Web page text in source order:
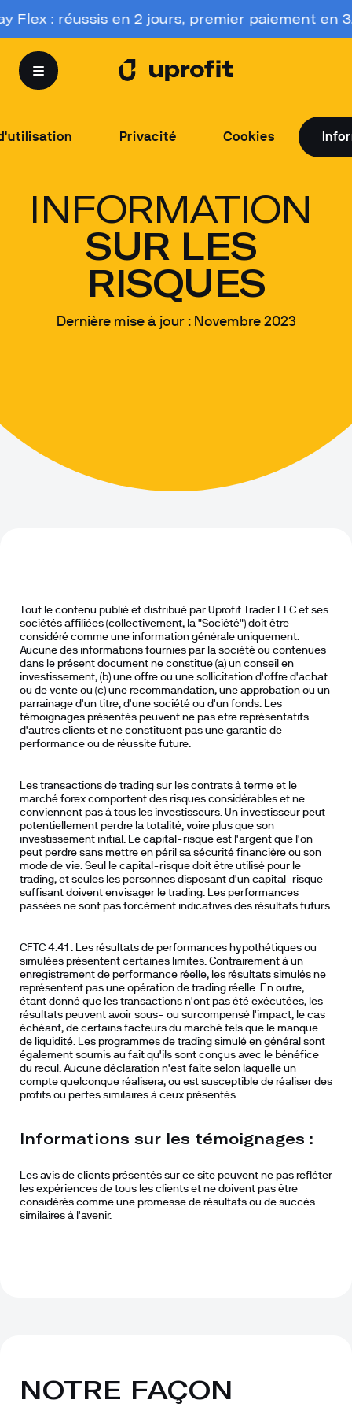
: réussis en 2 jours, premier paiement en 3.
Privacité Cookies
INFORMATION
SUR LES
RISQUES
Dernière mise à jour : Novembre 2023
Tout le contenu publié et distribué par Uprofit Trader LLC et ses
sociétés affiliées (collectivement, la "Société") doit être
considéré comme une information générale uniquement.
Aucune des informations fournies par la société ou contenues
dans le présent document ne constitue (a) un conseil en
investissement, (b) une offre ou une sollicitation d'offre d'achat
ou de vente ou (c) une recommandation, une approbation ou un
parrainage d'un titre, d'une société ou d'un fonds. Les
témoignages présentés peuvent ne pas être représentatifs
d'autres clients et ne constituent pas une garantie de
performance ou de réussite future.
Les transactions de trading sur les contrats à terme et le
marché forex comportent des risques considérables et ne
conviennent pas à tous les investisseurs. Un investisseur peut
potentiellement perdre la totalité, voire plus que son
investissement initial. Le capital-risque est l'argent que l'on
peut perdre sans mettre en péril sa sécurité financière ou son
mode de vie. Seul le capital-risque doit être utilisé pour le
trading, et seules les personnes disposant d'un capital-risque
suffisant doivent envisager le trading. Les performances
CFTC 4.41 : Les résultats de performances hypothétiques ou
simulées présentent certaines limites. Contrairement à un
enregistrement de performance réelle, les résultats simulés ne
représentent pas une opération de trading réelle. En outre,
étant donné que les transactions n'ont pas été exécutées, les
résultats peuvent avoir sous- ou surcompensé l'impact, le cas
échéant, de certains facteurs du marché tels que le manque
de liquidité. Les programmes de trading simulé en général sont
également soumis au fait qu'ils sont conçus avec le bénéfice
du recul. Aucune déclaration n'est faite selon laquelle un
compte quelconque réalisera, ou est susceptible de réaliser des
profits ou pertes similaires à ceux présentés.
Informations sur les témoignages :
Les avis de clients présentés sur ce site peuvent ne pas refléter
les expériences de tous les clients et ne doivent pas être
considérés comme une promesse de résultats ou de succès
similaires à l'avenir.
NOTRE FAÇON